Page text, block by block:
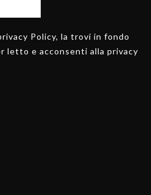
Policy, la trovi in fondo
letto e acconsenti alla privacy